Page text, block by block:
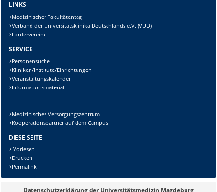
LINKS
Medizinischer Fakultätentag
Verband der Universitätsklinika Deutschlands e.V. (VUD)
Fördervereine
SERVICE
Personensuche
Kliniken/Institute/Einrichtungen
Veranstaltungskalender
Informationsmaterial
Medizinisches Versorgungszentrum
Kooperationspartner auf dem Campus
DIESE SEITE
Vorlesen
Drucken
Permalink
Datenschutzerklärung der Universitätsmedizin Magdeburg